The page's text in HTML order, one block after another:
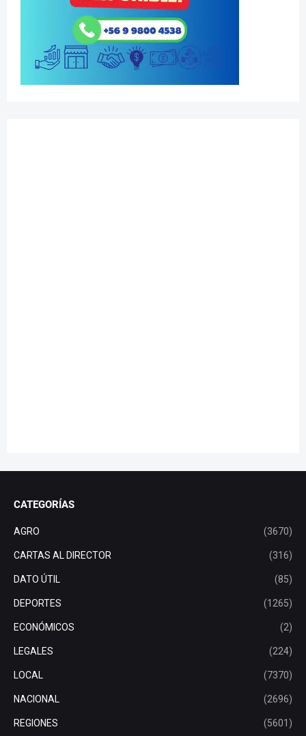
CATEGORÍAS
AGRO (3670)
CARTAS AL DIRECTOR (316)
DATO ÚTIL (85)
DEPORTES (1265)
ECONÓMICOS (2)
LEGALES (224)
LOCAL (7370)
NACIONAL (2696)
REGIONES (5601)